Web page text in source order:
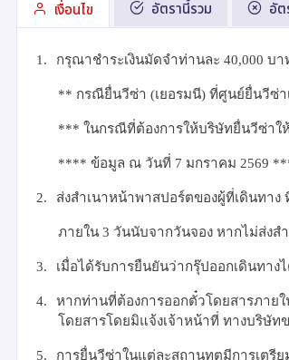
เงื่อนไข อัตรานี้รวม อัต
1. กรุณาชำระเงินมัดจำท่านละ 40,000 บา
** กรณียื่นวีซ่า (เยอรมนี) ที่ศูนย์ยื่นวีซ่
*** ในกรณีที่ต้องการให้บริษัทยื่นวีซ่า
**** ข้อมูล ณ วันที่ 7 มกราคม 2569
2. ส่งสำเนาหน้าพาสปอร์ตของผู้ที่เดินทาง
ภายใน 3 วันนับจากวันจอง หากไม่ส่ง
3. เมื่อได้รับการยืนยันว่ากรุ๊ปออกเดินทาง
4.
หากท่านที่ต้องการออกตั๋วโดยสารภาย
โดยสารโดยมิแจ้งเจ้าหน้าที่ ทางบริษั
5.
การยื่นวีซ่าในแต่ละสถานทูตมีการเตรี